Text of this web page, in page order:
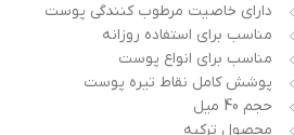
دارای خاصیت مرطوب کنندگی پوست
مناسب برای استفاده روزانه
مناسب برای انواع پوست
پوشش کامل نقاط تیره پوست
حجم 40 میل
محصول ترکیه